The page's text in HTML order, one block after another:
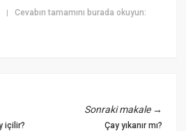
|Cevabın tamamını burada okuyun:
içilir?
Sonraki makale→
Çay yıkanır mı?